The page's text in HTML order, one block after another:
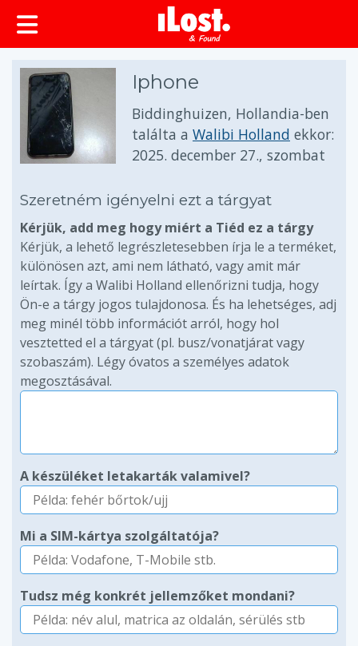
Iphone
Biddinghuizen, Hollandia-ben
találta a Walibi Holland ekkor:
2025. december 27., szombat
Szeretném igényelni ezt a tárgyat
Kérjük, add meg hogy miért a Tiéd ez a tárgy
Kérjük, a lehető legrészletesebben írja le a terméket,
különösen azt, ami nem látható, vagy amit már
leírtak. Így a Walibi Holland ellenőrizni tudja, hogy
Ön-e a tárgy jogos tulajdonosa. És ha lehetséges, adj
meg minél több információt arról, hogy hol
vesztetted el a tárgyat (pl. busz/vonatjárat vagy
szobaszám). Légy óvatos a személyes adatok
megosztásával.
A készüléket letakarták valamivel?
Mi a SIM-kártya szolgáltatója?
Tudsz még konkrét jellemzőket mondani?